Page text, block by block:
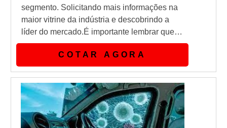
segmento. Solicitando mais informações na
maior vitrine da indústria e descobrindo a
líder do mercado.É importante lembrar que o
serviço deve sempre ser prestado por
empresas especializadas no segmento.
Esse tipo de cuidado ajuda a garantir a
qualidade e assertividade do serviço, além
de evitar prejuízos com imprevistos e
execuções mal elaboradas. Assim, é
possív...
COTAR AGORA